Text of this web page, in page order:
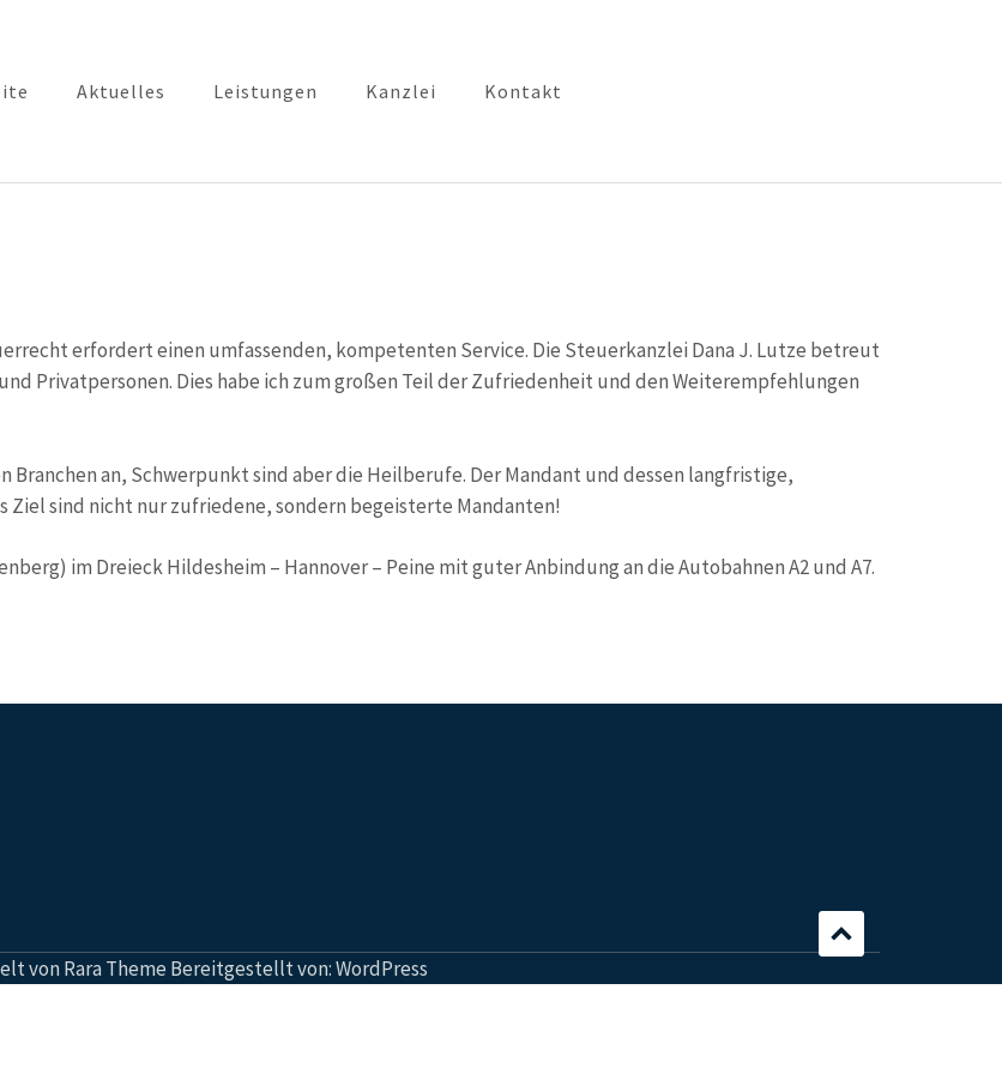
Dana J. Lutze
Aktuelles Leistungen Kanzlei Kontakt
erfordert einen umfassenden, kompetenten Service. Die Steuerkanzlei Dana J. Lutze betreut
Privatpersonen. Dies habe ich zum großen Teil der Zufriedenheit und den Weiterempfehlungen
an, Schwerpunkt sind aber die Heilberufe. Der Mandant und dessen langfristige,
sind nicht nur zufriedene, sondern begeisterte Mandanten!
im Dreieck Hildesheim – Hannover – Peine mit guter Anbindung an die Autobahnen A2 und A7.
vonRara Theme Bereitgestellt von:WordPress